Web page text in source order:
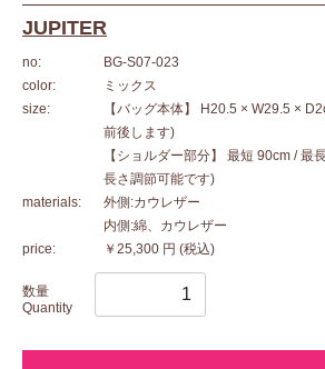
JUPITER
no:
BG-S07-023
color:
ミックス
size:
【バッグ本体】 H20.5 × W29.5 ×
前後します)
【ショルダー部分】 最短 90cm / 最
長さ調節可能です)
materials:
外側:カウレザー
内側:綿、カウレザー
price:
￥25,300 円 (税込)
数量
Quantity